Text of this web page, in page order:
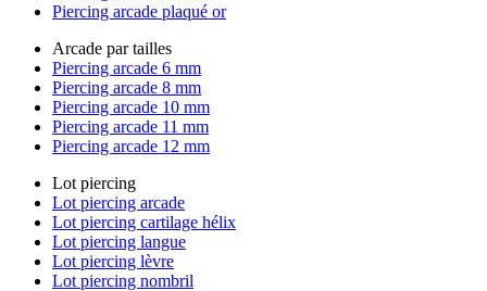
Piercing arcade plaqué or
Arcade par tailles
Piercing arcade 6 mm
Piercing arcade 8 mm
Piercing arcade 10 mm
Piercing arcade 11 mm
Piercing arcade 12 mm
Lot piercing
Lot piercing arcade
Lot piercing cartilage hélix
Lot piercing langue
Lot piercing lèvre
Lot piercing nombril